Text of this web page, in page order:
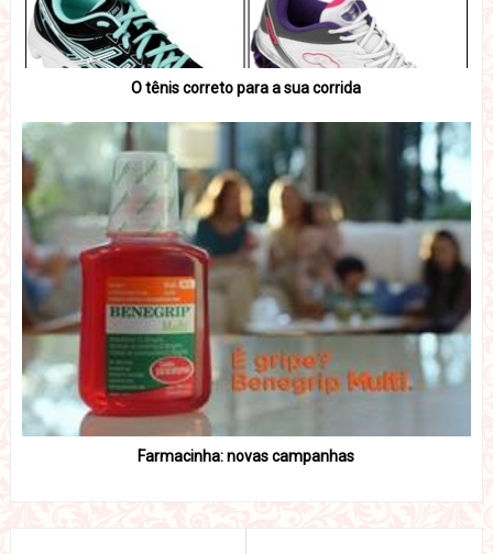
O tênis correto para a sua corrida
Farmacinha: novas campanhas